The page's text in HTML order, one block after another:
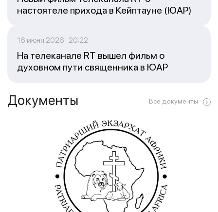
настоятеле прихода в Кейптауне (ЮАР)
16 июня 2026 20:22
На телеканале RT вышел фильм о
духовном пути священника в ЮАР
Документы Все документы